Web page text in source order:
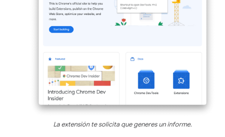
La extensión te solicita que generes un informe.